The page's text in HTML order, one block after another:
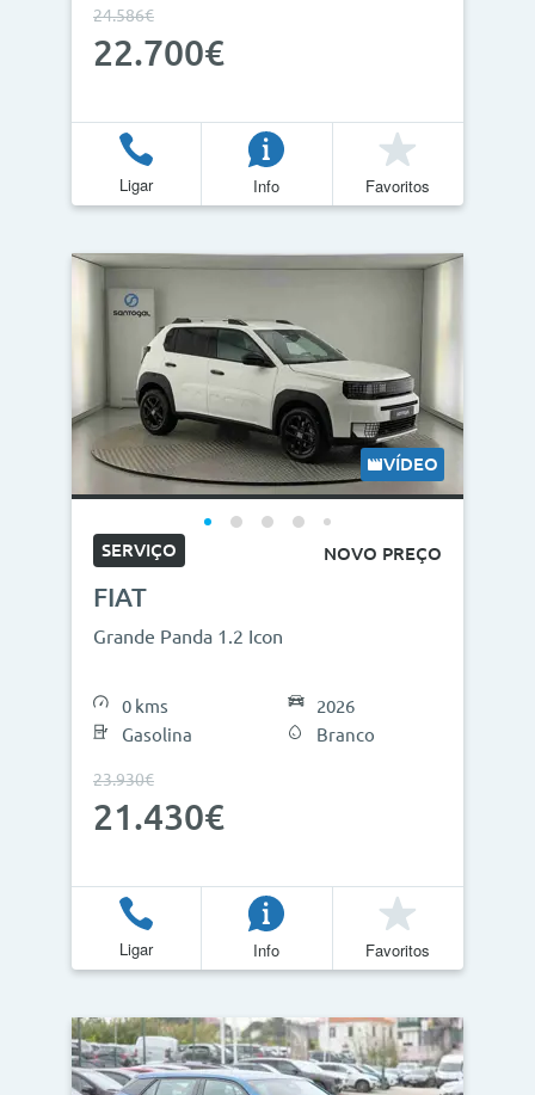
24.586€
22.700€
Ligar Info Favoritos
VÍDEO
SERVIÇO NOVO PREÇO
FIAT
Grande Panda 1.2 Icon
0 kms
Gasolina
2026
Branco
23.930€
21.430€
Ligar Info Favoritos